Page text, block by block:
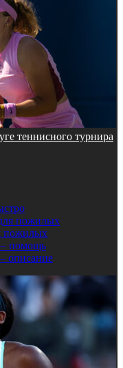
теннисного турнира
пожилых
пожилых
помощь
описание